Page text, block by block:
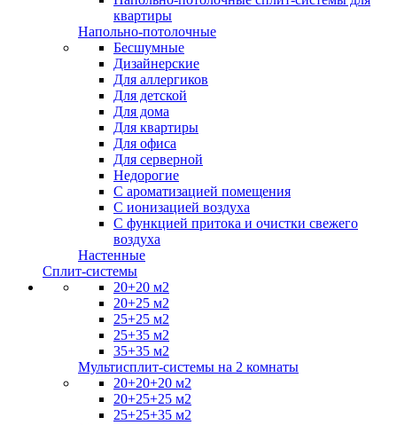
квартиры
Напольно-потолочные
Бесшумные
Дизайнерские
Для аллергиков
Для детской
Для дома
Для квартиры
Для офиса
Для серверной
Недорогие
С ароматизацией помещения
С ионизацией воздуха
С функцией притока и очистки свежего
воздуха
Настенные
Сплит-системы
20+20 м2
20+25 м2
25+25 м2
25+35 м2
35+35 м2
Мультисплит-системы на 2 комнаты
20+20+20 м2
20+25+25 м2
25+25+35 м2